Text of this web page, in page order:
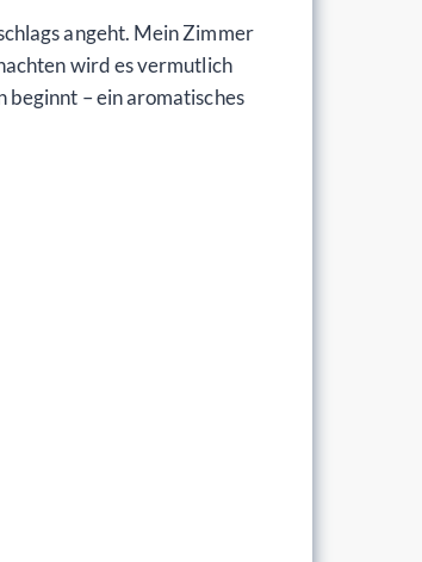
angeht. Mein Zimmer
wird es vermutlich
beginnt – ein aromatisches